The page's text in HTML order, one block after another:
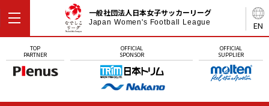
EN
一般社団法人日本女子サッカーリーグ
Japan Women's Football League
TOP
PARTNER
OFFICIAL
SPONSOR
OFFICIAL
SUPPLIER